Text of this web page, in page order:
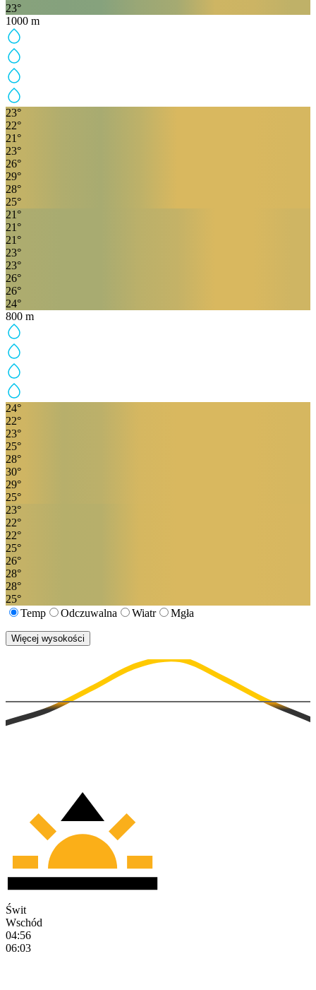
23°
1000 m
23°
22°
21°
23°
26°
29°
28°
25°
21 °
21 °
21 °
23°
23°
26°
26°
24°
800 m
24°
22°
23°
25°
28°
30°
29°
25°
23°
22°
22°
25°
26°
28°
28°
25°
Temp
Odczuwalna Wiatr Mgła
Więcej wysokości
Świt
Wschód
04:56
06:03